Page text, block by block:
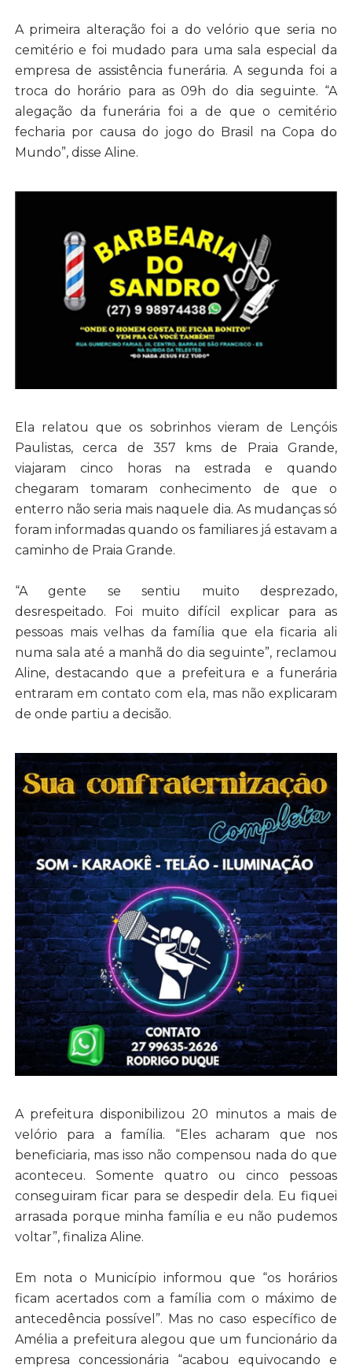
A primeira alteração foi a do velório que seria no
cemitério e foi mudado para uma sala especial da
empresa de assistência funerária. A segunda foi a
troca do horário para as 09h do dia seguinte. “A
alegação da funerária foi a de que o cemitério
fecharia por causa do jogo do Brasil na Copa do
Mundo”, disse Aline.
Ela relatou que os sobrinhos vieram de Lençóis
Paulistas, cerca de 357 kms de Praia Grande,
viajaram cinco horas na estrada e quando
chegaram tomaram conhecimento de que o
enterro não seria mais naquele dia. As mudanças só
foram informadas quando os familiares já estavam a
caminho de Praia Grande.
“A gente se sentiu muito desprezado,
desrespeitado. Foi muito difícil explicar para as
pessoas mais velhas da família que ela ficaria ali
numa sala até a manhã do dia seguinte”, reclamou
Aline, destacando que a prefeitura e a funerária
entraram em contato com ela, mas não explicaram
de onde partiu a decisão.
A prefeitura disponibilizou 20 minutos a mais de
velório para a família. “Eles acharam que nos
beneficiaria, mas isso não compensou nada do que
aconteceu. Somente quatro ou cinco pessoas
conseguiram ficar para se despedir dela. Eu fiquei
arrasada porque minha família e eu não pudemos
voltar”, finaliza Aline.
Em nota o Município informou que “os horários
ficam acertados com a família com o máximo de
antecedência possível”. Mas no caso específico de
Amélia a prefeitura alegou que um funcionário da
empresa concessionária “acabou equivocando e